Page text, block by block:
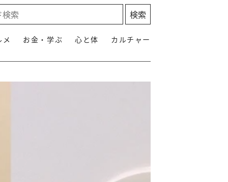
お金・学ぶ 心と体 カルチャー